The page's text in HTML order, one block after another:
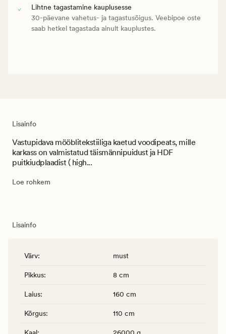
Lihtne tagastamine kauplusesse
30-päevane vahetus- ja tagastusõigus. Veebipoe oste
saab hetkel tagastada ainult kauplustes.
Lisainfo
Vastupidava mööblitekstiiliga kaetud voodipeats, mille
karkass on valmistatud täismännipuidust ja HDF
puitkiudplaadist ( high...
Loe rohkem
Lisainfo
Värv: must
Pikkus: 8 cm
Laius: 160 cm
Kõrgus: 110 cm
Kaal: 26000 g